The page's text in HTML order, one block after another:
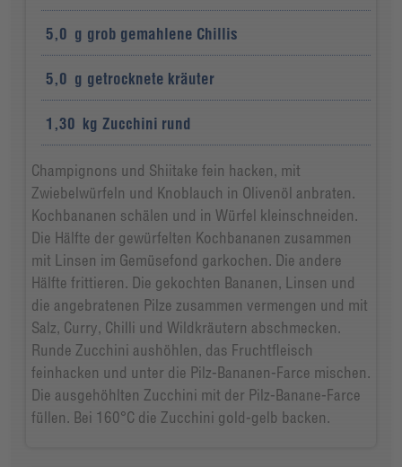
5,0 g grob gemahlene Chillis
5,0 g getrocknete kräuter
1,30 kg Zucchini rund
Champignons und Shiitake fein hacken, mit
Zwiebelwürfeln und Knoblauch in Olivenöl anbraten.
Kochbananen schälen und in Würfel kleinschneiden.
Die Hälfte der gewürfelten Kochbananen zusammen
mit Linsen im Gemüsefond garkochen. Die andere
Hälfte frittieren. Die gekochten Bananen, Linsen und
die angebratenen Pilze zusammen vermengen und mit
Salz, Curry, Chilli und Wildkräutern abschmecken.
Runde Zucchini aushöhlen, das Fruchtfleisch
feinhacken und unter die Pilz-Bananen-Farce mischen.
Die ausgehöhlten Zucchini mit der Pilz-Banane-Farce
füllen. Bei 160°C die Zucchini gold-gelb backen.